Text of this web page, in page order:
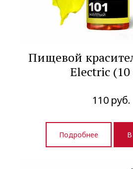
Пищевой
Electric
110 руб.
Подробнее В